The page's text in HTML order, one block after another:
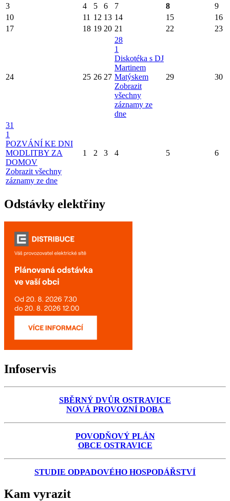
3 4 5 6 7 8
9
10
11 12 13 14 15
16
17
18 19 20 21 22 23
24 25 26 27
28
1
Diskotéka s DJ
Martinem
Matýskem
Zobrazit
všechny
záznamy ze
dne
29 30
31
1
POZVÁNÍ KE DNI
MODLITBY ZA
DOMOV
Zobrazit všechny
záznamy ze dne
1 2 3 4 5 6
Odstávky elektřiny
Infoservis
SBĚRNÝ DVŮR OSTRAVICE
NOVÁ PROVOZNÍ DOBA
POVODŇOVÝ PLÁN
OBCE OSTRAVICE
STUDIE ODPADOVÉHO HOSPODÁŘSTVÍ
Kam vyrazit